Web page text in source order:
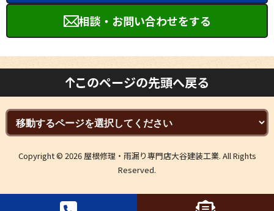
相談・お問い合わせをする
このページの先頭へ戻る
Copyright © 2026 屋根修理・雨漏り専門店大谷建装工業. All Rights
Reserved.